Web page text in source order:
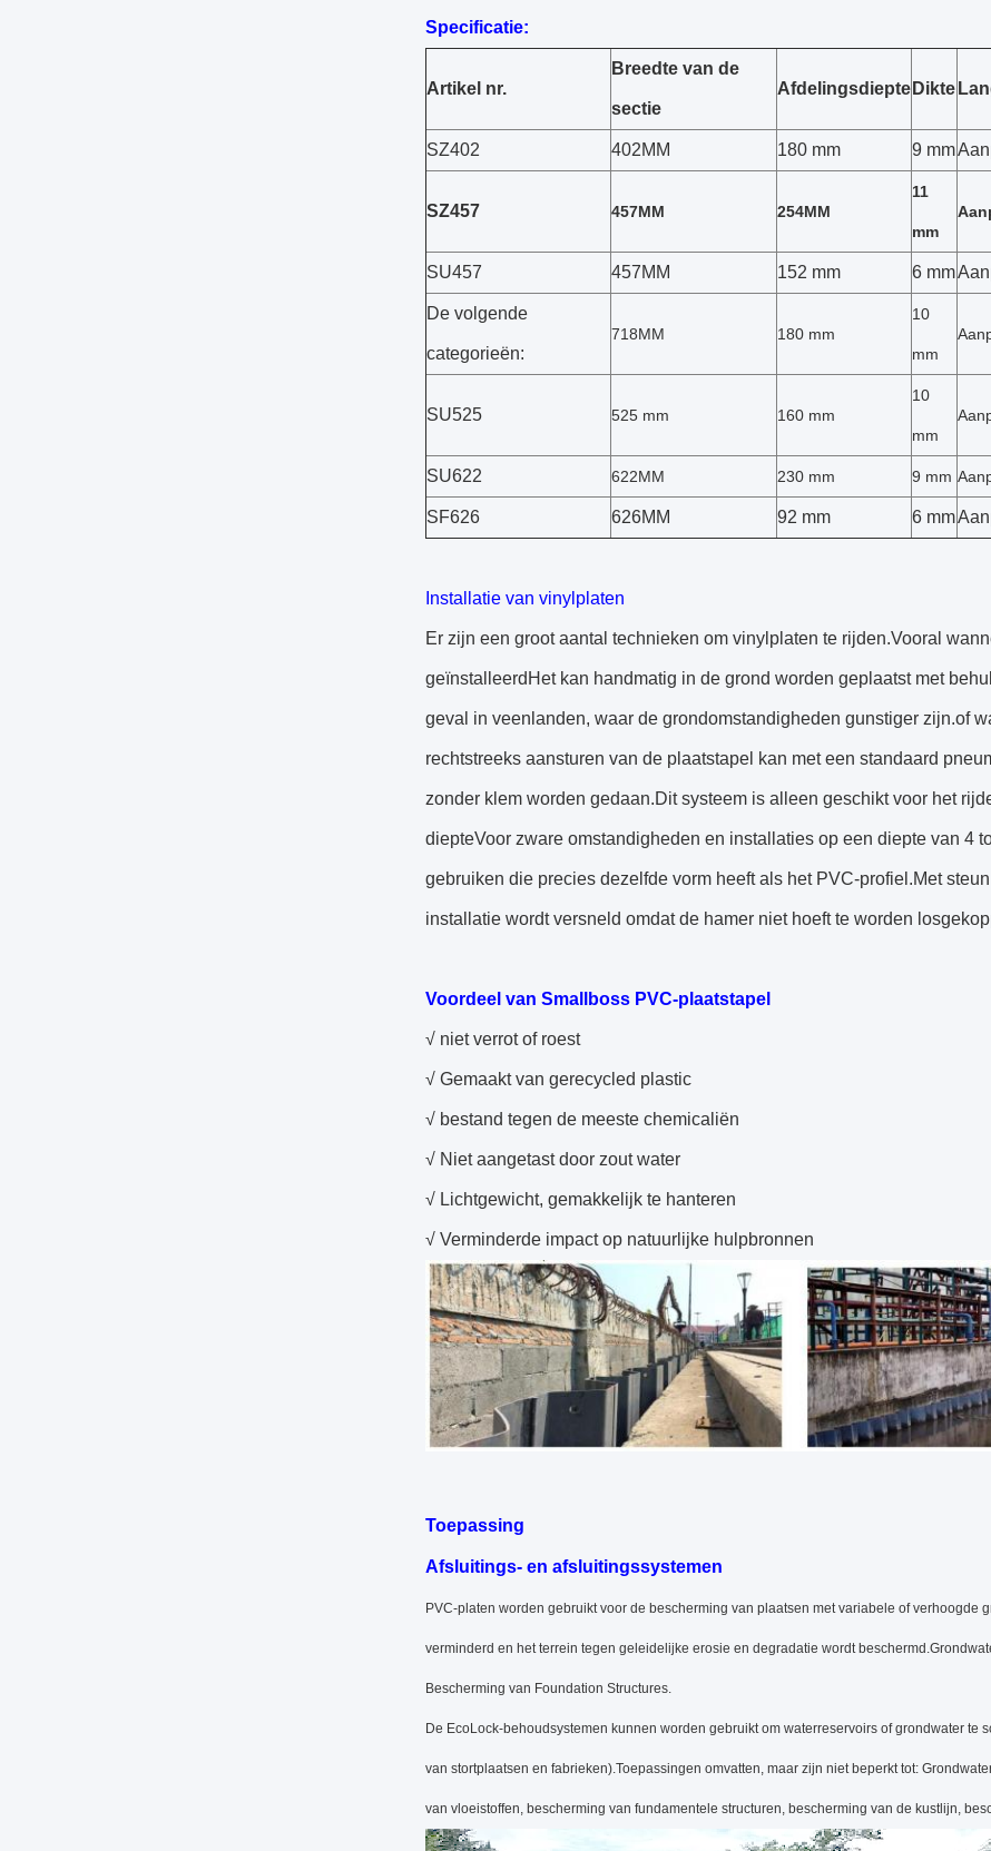
Specificatie:
Artikel nr.
Breedte van de
sectie
Afdelingsdiepte Dikte
SZ402 402MM 180 mm 9 mm
SZ457 457MM 254MM
11
mm
SU457 457MM 152 mm 6 mm
De volgende
categorieën:
718MM 180 mm
10
mm
SU525 525 mm 160 mm
10
mm
SU622 622MM 230 mm 9 mm
SF626 626MM 92 mm 6 mm
Installatie van vinylplaten
Er zijn een groot aantal technieken om vinylplaten te rijden.Vooral
geïnstalleerdHet kan handmatig in de grond worden geplaatst met
geval in veenlanden, waar de grondomstandigheden gunstiger zijn.of
rechtstreeks aansturen van de plaatstapel kan met een standaard
zonder klem worden gedaan.Dit systeem is alleen geschikt voor het
diepteVoor zware omstandigheden en installaties op een diepte van 4
gebruiken die precies dezelfde vorm heeft als het PVC-profiel.Met
installatie wordt versneld omdat de hamer niet hoeft te worden
Voordeel van Smallboss PVC-plaatstapel
√ niet verrot of roest
√ Gemaakt van gerecycled plastic
√ bestand tegen de meeste chemicaliën
√ Niet aangetast door zout water
√ Lichtgewicht, gemakkelijk te hanteren
√ Verminderde impact op natuurlijke hulpbronnen
Toepassing
Afsluitings- en afsluitingssystemen
PVC-platen worden gebruikt voor de bescherming van plaatsen met variabele of verhoogde
verminderd en het terrein tegen geleidelijke erosie en degradatie wordt
Bescherming van Foundation Structures.
De EcoLock-behoudsystemen kunnen worden gebruikt om waterreservoirs of grondwater
van stortplaatsen en fabrieken).Toepassingen omvatten, maar zijn niet beperkt tot:
van vloeistoffen, bescherming van fundamentele structuren, bescherming van de kustlijn,